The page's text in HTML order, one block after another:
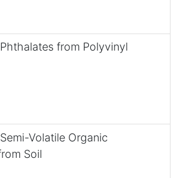
from Polyvinyl
Volatile Organic
Soil